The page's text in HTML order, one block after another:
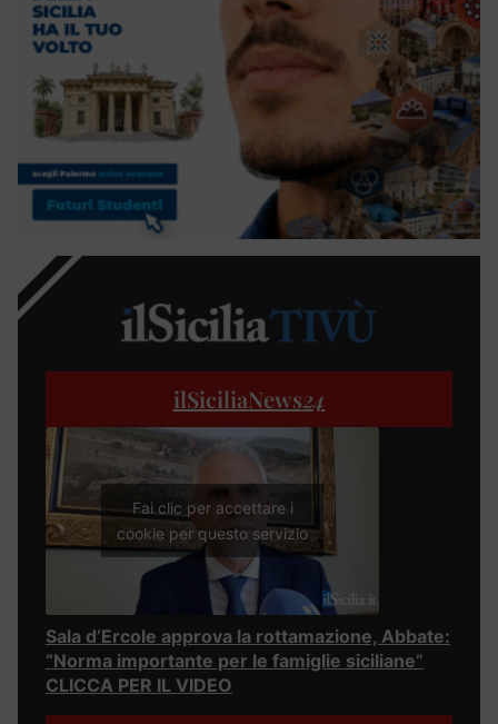
ilSiciliaNews24
Fai clic per accettare i
cookie per questo servizio
Sala d’Ercole approva la rottamazione, Abbate:
“Norma importante per le famiglie siciliane”
CLICCA PER IL VIDEO